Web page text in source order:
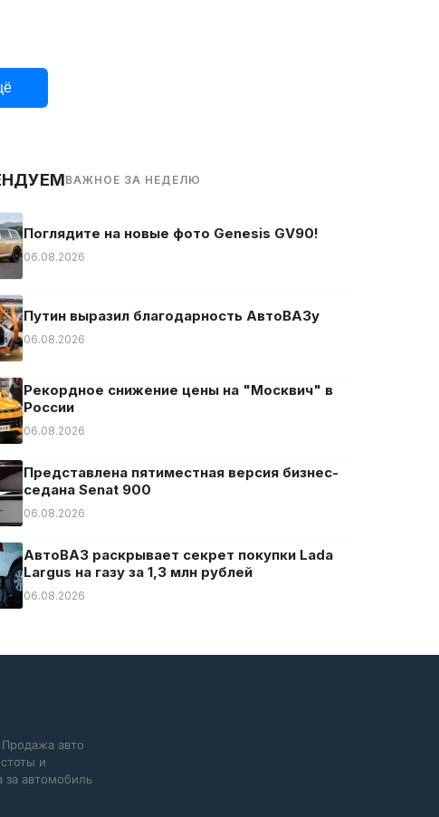
ВАЖНОЕ ЗА НЕДЕЛЮ
Поглядите на новые фото Genesis GV90!
06.08.2026
Путин выразил благодарность АвтоВАЗу
06.08.2026
Рекордное снижение цены на "Москвич" в
России
06.08.2026
Представлена пятиместная версия бизнес-
седана Senat 900
06.08.2026
АвтоВАЗ раскрывает секрет покупки Lada
Largus на газу за 1,3 млн рублей
06.08.2026
авто
и
за автомобиль